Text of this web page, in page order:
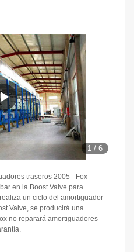
1 /6
traseros 2005 - Fox
en la Boost Valve para
un ciclo del amortiguador
Valve, se producirá una
no reparará amortiguadores